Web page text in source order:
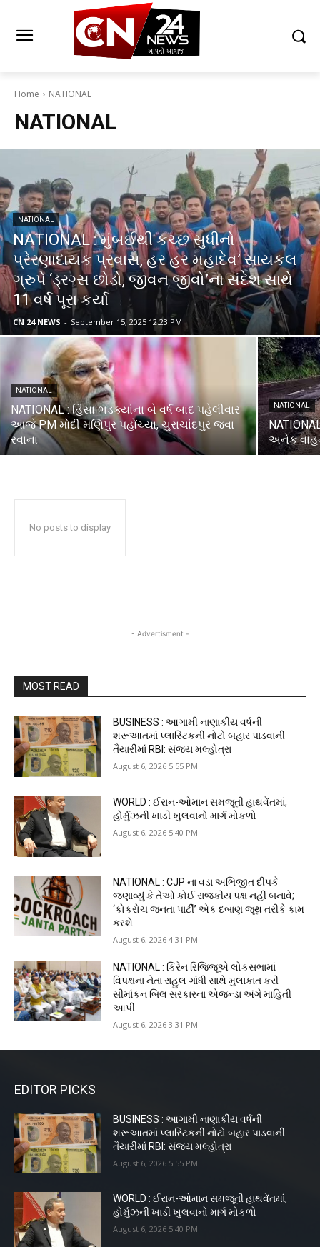
Home NATIONAL
NATIONAL
NATIONAL
NATIONAL : મુંબઈથી કચ્છ સુધીનો
પ્રેરણાદાયક પ્રવાસ, હર હર મહાદેવ’ સાયકલ
ગ્રુપે ‘ડ્રગ્સ છોડો, જીવન જીવો’ના સંદેશ સાથે
11 વર્ષ પૂરા કર્યા
CN 24 NEWS - September 15, 2025 12:23 PM
NATIONAL
NATIONAL : હિંસા ભડક્યાંના બે વર્ષ બાદ પહેલીવાર
આજે PM મોદી મણિપુર પહોંચ્યા, ચુરાચાંદપુર જવા
રવાના
NATIONAL
અનેક
No posts to display
- Advertisment -
MOST READ
BUSINESS : આગામી નાણાકીય વર્ષની
શરૂઆતમાં પ્લાસ્ટિકની નોટો બહાર પાડવાની
તૈયારીમાં RBI: સંજય મલ્હોત્રા
August 6, 2026 5:55 PM
WORLD : ઈરાન-ઓમાન સમજૂતી હાથવેંતમાં,
હોર્મુઝની ખાડી ખુલવાનો માર્ગ મોકળો
August 6, 2026 5:40 PM
NATIONAL : CJP ના વડા અભિજીત દીપકે
જણાવ્યું કે તેઓ કોઈ રાજકીય પક્ષ નહીં બનાવે;
‘કોકરોચ જનતા પાર્ટી’ એક દબાણ જૂથ તરીકે કામ
કરશે
August 6, 2026 4:31 PM
NATIONAL : કિરેન રિજિજૂએ લોકસભામાં
વિપક્ષના નેતા રાહુલ ગાંધી સાથે મુલાકાત કરી
સીમાંકન બિલ સરકારના એજન્ડા અંગે માહિતી
આપી
August 6, 2026 3:31 PM
EDITOR PICKS
BUSINESS : આગામી નાણાકીય વર્ષની
શરૂઆતમાં પ્લાસ્ટિકની નોટો બહાર પાડવાની
તૈયારીમાં RBI: સંજય મલ્હોત્રા
August 6, 2026 5:55 PM
WORLD : ઈરાન-ઓમાન સમજૂતી હાથવેંતમાં,
હોર્મુઝની ખાડી ખુલવાનો માર્ગ મોકળો
August 6, 2026 5:40 PM